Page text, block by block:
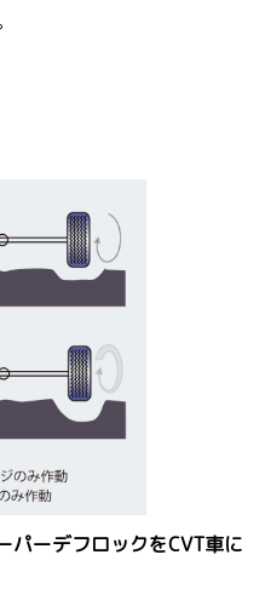
パーデフロックをCVT車に